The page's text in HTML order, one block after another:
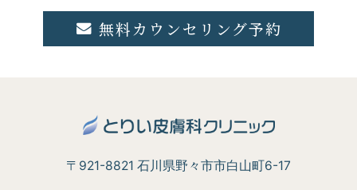
無料カウンセリング予約
〒921-8821 石川県野々市市白山町6-17